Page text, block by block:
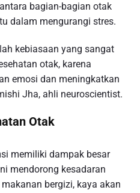
bagian-bagian otak
dalam mengurangi stres.
kebiasaan yang sangat
otak, karena
emosi dan meningkatkan
Jha, ahli neuroscientist.
Otak
memiliki dampak besar
mendorong kesadaran
bergizi, kaya akan